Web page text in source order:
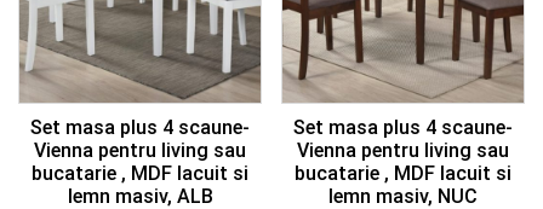
Set masa plus 4 scaune-
Vienna pentru living sau
bucatarie , MDF lacuit si
lemn masiv, ALB
Set masa plus 4 scaune-
Vienna pentru living sau
bucatarie , MDF lacuit si
lemn masiv, NUC